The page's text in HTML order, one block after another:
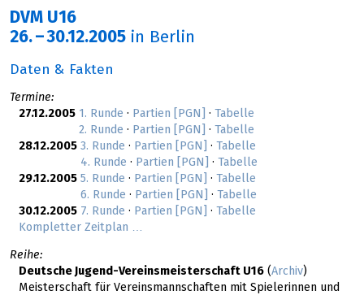
DVM U16
26. –30.12.2005 in Berlin
Daten & Fakten
Termine:
27.12.2005 1. Runde · Partien [PGN] ·
Tabelle
2. Runde · Partien [PGN] ·
Tabelle
28.12.2005 3. Runde · Partien [PGN] ·
Tabelle
4. Runde · Partien [PGN] ·
Tabelle
29.12.2005 5. Runde · Partien [PGN] ·
Tabelle
6. Runde · Partien [PGN] ·
Tabelle
30.12.2005 7. Runde · Partien [PGN] ·
Tabelle
Kompletter Zeitplan …
Reihe:
Deutsche Jugend-Vereinsmeisterschaft U16(Archiv)
Meisterschaft für Vereinsmannschaften mit Spielerinnen und